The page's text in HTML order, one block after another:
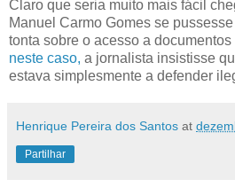
Claro que seria muito mais fácil
Manuel Carmo Gomes se
tonta sobre o acesso a
neste caso, a jornalista insistisse
estava simplesmente a defender
Henrique Pereira dos Santos at
Partilhar